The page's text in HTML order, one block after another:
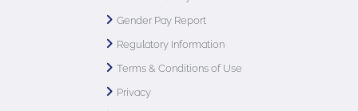
Gender Pay Report
Regulatory Information
Terms & Conditions of Use
Privacy